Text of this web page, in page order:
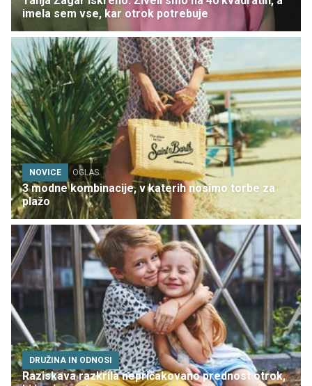
imela sem vse, kar otrok potrebuje
NOVICE OGLAS
3 modne kombinacije, v katerih nosimo torbe za
plažo
DRUŽINA IN ODNOSI
Raziskava razkrila nepričakovano prednost otrok,